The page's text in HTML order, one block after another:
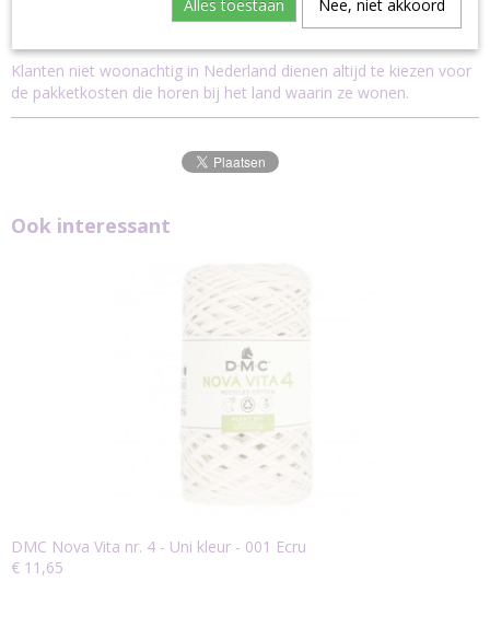
Dit garen kan uitsluitend verstuurd worden via pakket post.
Klanten niet woonachtig in Nederland dienen altijd te kiezen voor
de pakketkosten die horen bij het land waarin ze wonen.
Ook interessant
DMC Nova Vita nr. 4 - Uni kleur - 001 Ecru
€ 11,65
Alles toestaan Nee, niet akkoord